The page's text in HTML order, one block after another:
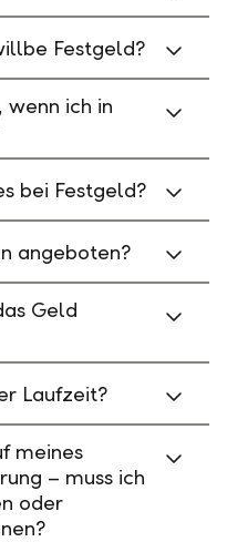
Festgeld?
wenn ich in
bei Festgeld?
angeboten?
Geld
Laufzeit?
meines
– muss ich
oder